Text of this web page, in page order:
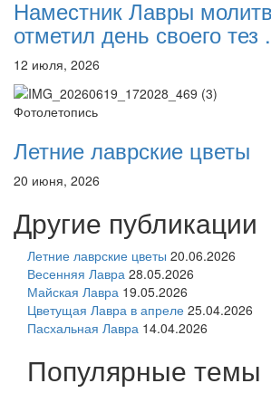
Наместник Лавры
отметил день своего тез
12 июля, 2026
Фотолетопись
Летние лаврские цветы
20 июня, 2026
Другие публикации
Летние лаврские цветы 20.06.2026
Весенняя Лавра 28.05.2026
Майская Лавра 19.05.2026
Цветущая Лавра в апреле 25.04.2026
Пасхальная Лавра 14.04.2026
Популярные темы